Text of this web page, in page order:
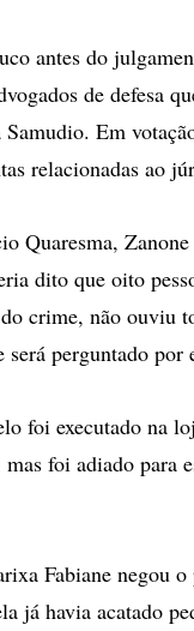
antes do
de defesa
Em
relacionadas ao
Quaresma,
dito que oito
crime, não ouviu
será perguntado por
foi executado na
foi adiado para
Fabiane negou
já havia acatado